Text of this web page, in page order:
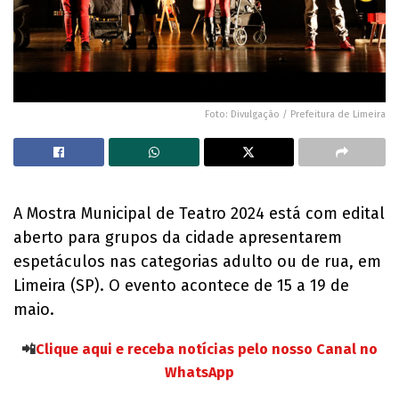
Foto: Divulgação / Prefeitura de Limeira
A Mostra Municipal de Teatro 2024 está com edital
aberto para grupos da cidade apresentarem
espetáculos nas categorias adulto ou de rua, em
Limeira (SP). O evento acontece de 15 a 19 de
maio.
📲Clique aqui e receba notícias pelo nosso Canal no
WhatsApp